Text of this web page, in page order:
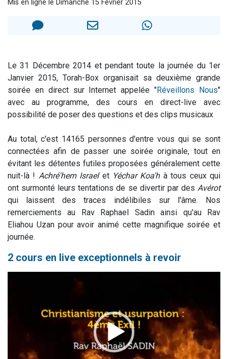
Il reste 49 places pour étudier en groupe sur Zoom
Il reste 49 places pour étudier en groupe sur Zoom
Mis en ligne le Dimanche 15 Février 2015
Le 31 Décembre 2014 et pendant toute la journée du 1er
Janvier 2015, Torah-Box organisait sa deuxième grande
soirée en direct sur Internet appelée "Réveillons Nous"
avec au programme, des cours en direct-live avec
possibilité de poser des questions et des clips musicaux
Au total, c'est 14165 personnes d'entre vous qui se sont
connectées afin de passer une soirée originale, tout en
évitant les détentes futiles proposées généralement cette
nuit-là ! Achré'hem Israel et Yéchar Koa'hà tous ceux qui
ont surmonté leurs tentations de se divertir par des Avérot
qui laissent des traces indélibiles sur l'âme. Nos
remerciements au Rav Raphael Sadin ainsi qu'au Rav
Eliahou Uzan pour avoir animé cette magnifique soirée et
journée.
2 cours en live exceptionnels à revoir